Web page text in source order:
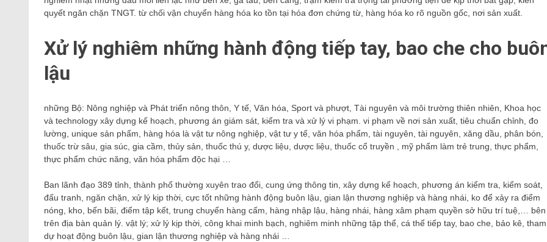
quyết ngăn chặn TNGT. từ chối vận chuyển hàng hóa ko tồn tại hóa đơn chứng từ, hàng hóa ko rõ nguồn gốc, nơi sản xuất.
Xử lý nghiêm những hành động tiếp tay, bao che cho
lậu
những Bộ: Nông nghiệp và Phát triển nông thôn, Y tế, Văn hóa, Sport và phượt, Tài nguyên và môi trường thiên nhiên, Khoa học
và technology xây dựng kế hoạch, phương án giám sát, kiểm tra và xử lý vi phạm. vi phạm về nơi sản xuất, tiêu chuẩn chỉnh, đo
lường, unique sản phẩm, hàng hóa là vật tư nông nghiệp, vật tư y tế, văn hóa phẩm, tài nguyên, tài nguyên, xăng dầu, phân bón,
thuốc trừ sâu, gia súc, gia cầm, thủy sản, thuốc thú y, dược liệu, dược liệu, thuốc cổ truyền , mỹ phẩm làm trẻ trung, thực phẩm,
thực phẩm chức năng, văn hóa phẩm độc hại …
Ban lãnh đạo 389 tỉnh, thành phố thường xuyên trao đổi, cung ứng thông tin, xây dựng kế hoạch, phương án kiểm tra, kiểm soát,
đấu tranh, ngăn chặn, xử lý kịp thời, cực tốt những hành động buôn lậu, gian lận thương nghiệp và hàng nhái, ko để xảy ra điểm
nóng, kho, bến bãi, điểm tập kết, trung chuyển hàng cấm, hàng nhập lậu, hàng nhái, hàng xâm phạm quyền sở hữu trí tuệ,… bên
trên địa bàn quản lý. vật lý; xử lý kịp thời, công khai minh bạch, nghiêm minh những tập thể, cá thể tiếp tay, bao che, bảo kê, tham
dự hoạt động buôn lậu, gian lận thương nghiệp và hàng nhái …